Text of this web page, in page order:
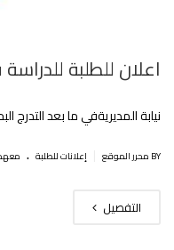
اعلان للطلبة للدراسة
نيابة المديريةفي ما بعد التدرج
BY محرر الموقع إعلانات للطلبة .
التفصيل